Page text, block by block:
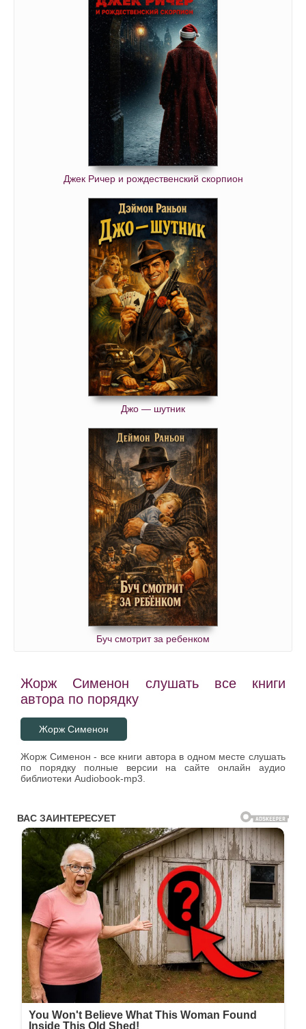
Джек Ричер и рождественский скорпион
Джо — шутник
Буч смотрит за ребенком
Жорж Сименон слушать все книги
автора по порядку
Жорж Сименон
Жорж Сименон - все книги автора в одном месте слушать
по порядку полные версии на сайте онлайн аудио
библиотеки Audiobook-mp3.